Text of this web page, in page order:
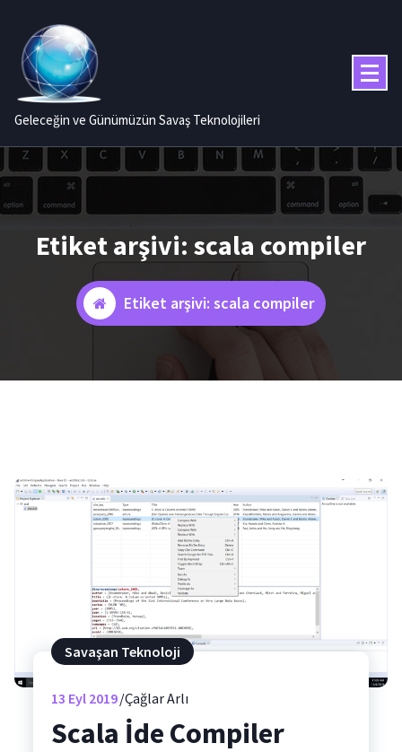
Geleceğin ve Günümüzün Savaş Teknolojileri
Etiket arşivi: scala compiler
Etiket arşivi: scala compiler
Savaşan Teknoloji
13 Eyl 2019 Çağlar Arlı
Scala İde Compiler